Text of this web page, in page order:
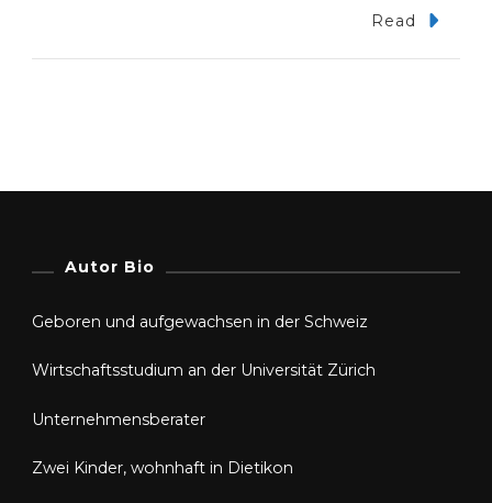
Read
Autor Bio
Geboren und aufgewachsen in der Schweiz
Wirtschaftsstudium an der Universität Zürich
Unternehmensberater
Zwei Kinder, wohnhaft in Dietikon